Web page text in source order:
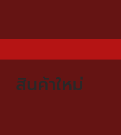
สินค้าใหม่